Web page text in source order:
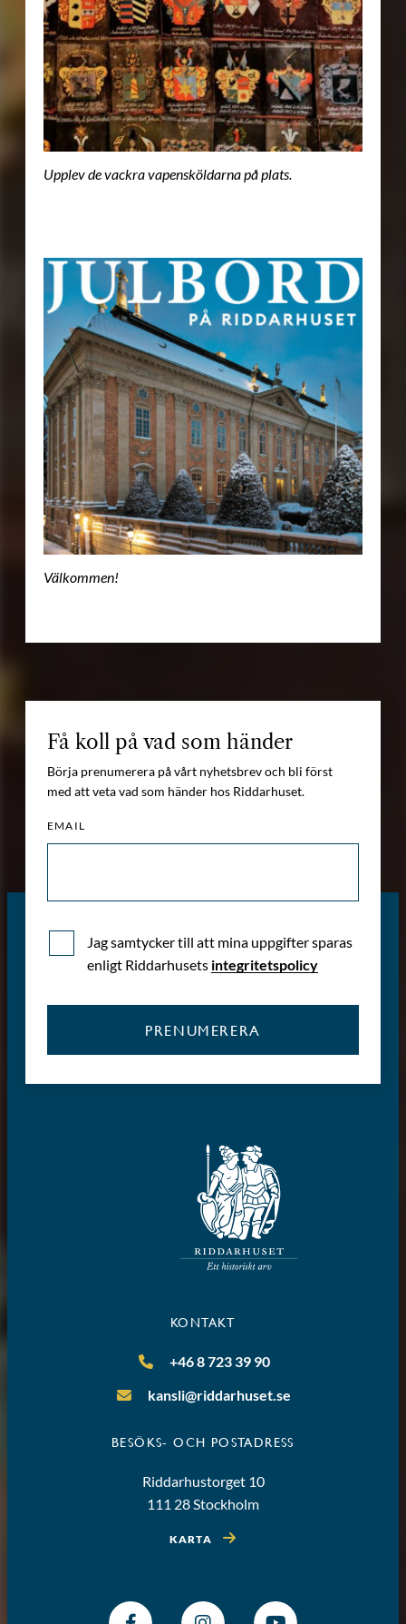
Upplev de vackra vapensköldarna på plats.
Välkommen!
Få koll på vad som händer
Börja prenumerera på vårt nyhetsbrev och bli först
med att veta vad som händer hos Riddarhuset.
EMAIL
Jag samtycker till att mina uppgifter sparas
enligt Riddarhusets integritetspolicy
PRENUMERERA
KONTAKT
+46 8 723 39 90
kansli@riddarhuset.se
BESÖKS- OCH POSTADRESS
Riddarhustorget 10
111 28 Stockholm
KARTA